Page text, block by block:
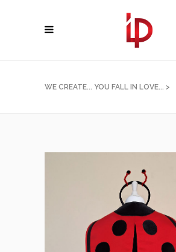
WE CREATE... YOU FALL IN LOVE... >